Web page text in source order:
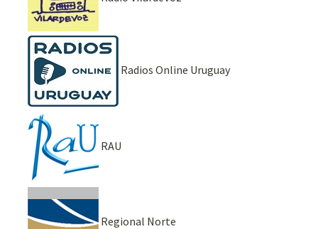
Radios Online Uruguay
RAU
Regional Norte